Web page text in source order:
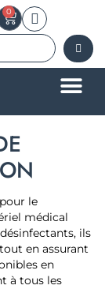
0
le
médical
ils
en assurant
en
à tous les